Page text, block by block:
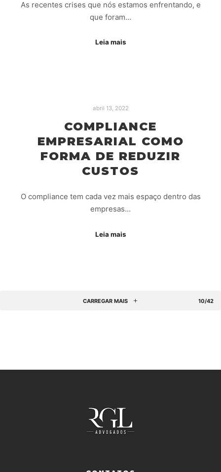
As recentes crises que nós estamos enfrentando, e
que foram…
Leia mais
abril 13, 2022
COMPLIANCE
EMPRESARIAL COMO
FORMA DE REDUZIR
CUSTOS
O compliance tem cada vez mais espaço dentro das
empresas…
Leia mais
CARREGAR MAIS 10/42